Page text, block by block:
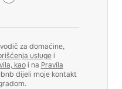
za domaćine,
uslugei
kaoi na Pravila
dijeli moje kontakt